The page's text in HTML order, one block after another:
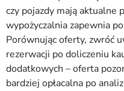
czy pojazdy mają aktualne
wypożyczalnia zapewnia
Porównując oferty, zwróć
rezerwacji po doliczeniu
dodatkowych – oferta
bardziej opłacalna po